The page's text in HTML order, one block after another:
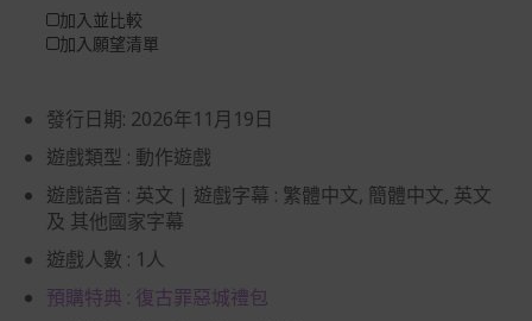
發行日期: 2026年11月19日
遊戲類型 : 動作遊戲
遊戲語音 : 英文 | 遊戲字幕 : 繁體中文, 簡體中文, 英文
及 其他國家字幕
遊戲人數 : 1人
預購特典 : 復古罪惡城禮包
加入並比較
加入願望清單